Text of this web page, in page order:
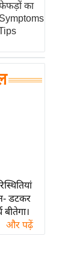
का
डटकर
और पढ़ें